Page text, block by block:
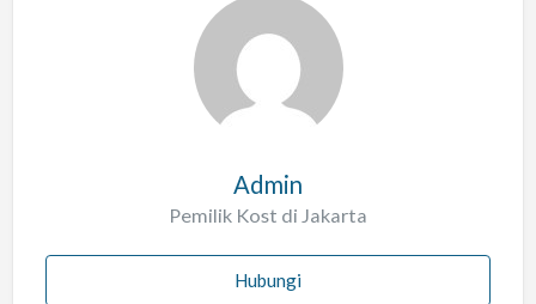
Admin
Pemilik Kost di Jakarta
Hubungi